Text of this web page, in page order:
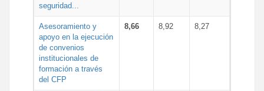
seguridad...
Asesoramiento y
apoyo en la ejecución
de convenios
institucionales de
formación a través
del CFP
8,66 8,92 8,27